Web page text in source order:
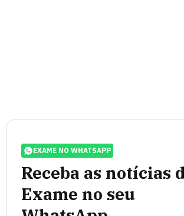
EXAME NO WHATSAPP
Receba as notícias
Exame no seu